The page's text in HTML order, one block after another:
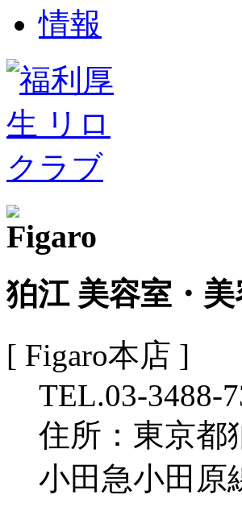
狛江 美容室・
[ Figaro本店 ]
TEL.03-3488-
住所：東京都
小田急小田原